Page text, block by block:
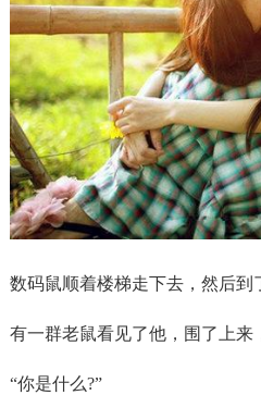
数码鼠顺着楼梯走下去，然后到
有一群老鼠看见了他，围了上来
“你是什么?”